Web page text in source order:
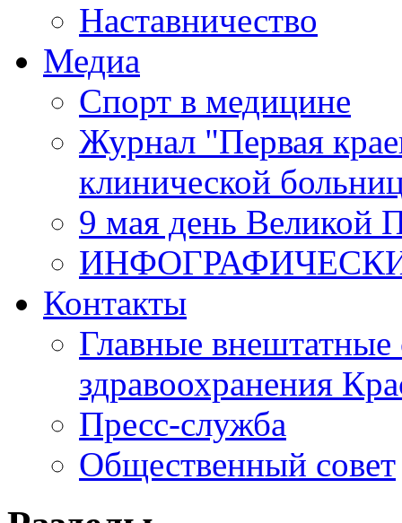
Наставничество
Медиа
Спорт в медицине
Журнал "Первая
клинической
9 мая день Великой
Контакты
Главные внештатные
здравоохранения
Пресс-служба
Общественный совет